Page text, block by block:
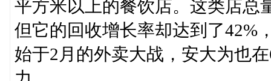
平方米以上的餐饮店。这类店总
但它的回收增长率却达到了42%
始于2月的外卖大战，安大为也